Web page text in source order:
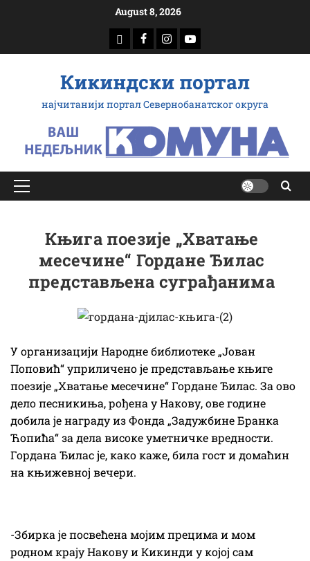
August 8, 2026
доwнлоад
Фацебоок
Инстаграм
Yоутубе
Кикиндски портал
најчитанији портал Севернобанатског округа
Примарy
Књига поезије „Хватање
месечине“ Гордане Ђилас
представљена суграђанима
У организацији Народне библиотеке „Јован
Поповић“ уприличено је представљање књиге
поезије „Хватање месечине“ Гордане Ђилас. За ово
дело песникиња, рођена у Накову, ове године
добила је награду из Фонда „Задужбине Бранка
Ћопића“ за дела високе уметничке вредности.
Гордана Ђилас је, како каже, била гост и домаћин
на књижевној вечери.
-Збирка је посвећена мојим прецима и мом
родном крају Накову и Кикинди у којој сам